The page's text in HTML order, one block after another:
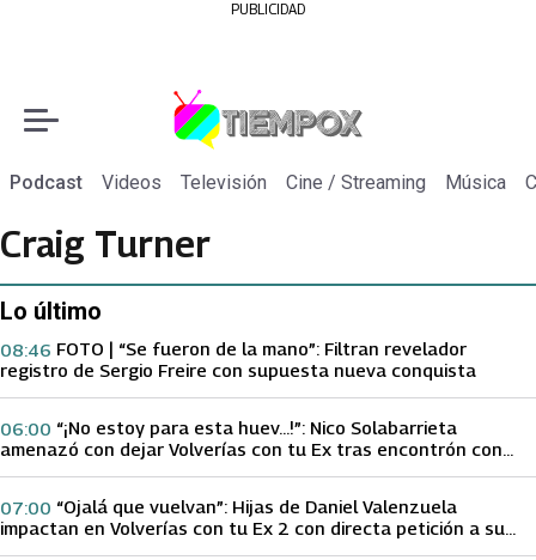
PUBLICIDAD
Podcast Videos Televisión Cine / Streaming Música
Craig Turner
Lo último
FOTO | “Se fueron de la mano”: Filtran revelador
registro de Sergio Freire con supuesta nueva conquista
08:46
“¡No estoy para esta huev…!”: Nico Solabarrieta
amenazó con dejar Volverías con tu Ex tras encontrón con
06:00
“Ojalá que vuelvan”: Hijas de Daniel Valenzuela
impactan en Volverías con tu Ex 2 con directa petición a su
07:00